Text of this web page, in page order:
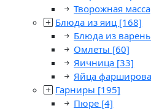
Творожная
Блюда из яиц [168]
Блюда из
Омлеты [60]
Яичница [33]
Яйца
Гарниры [195]
Пюре [4]